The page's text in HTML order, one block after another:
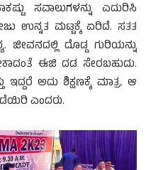
ಸವಾಲುಗಳನ್ನು ಎದುರಿಸಿ
ಉನ್ನತ‌ ಮಟ್ಟಕ್ಕೆ ಏರಿದೆ. ಸತತ
ಜೀವನದಲ್ಲಿ ದೊಡ್ಡ ಗುರಿಯನ್ನು
ಈಜಿ ದಡ ಸೇರಬಹುದು.
ಇದ್ದರೆ ಅದು ಶಿಕ್ಷಣಕ್ಕೆ‌ ಮಾತ್ರ. ಆ
ಎಂದರು.